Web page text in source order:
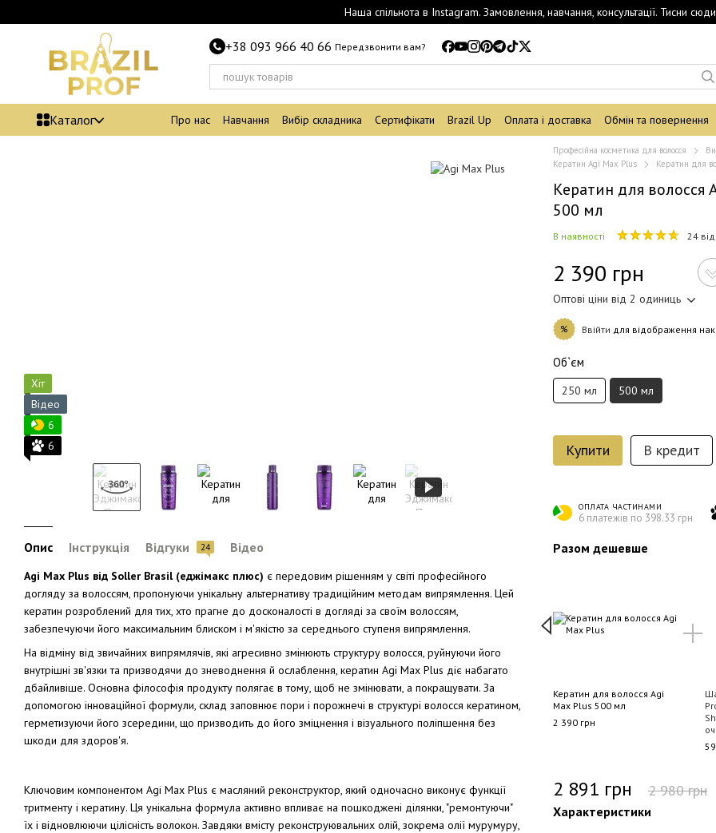
Наша спільнота в Instagram. Замовлення, навчання, консультації. Тисни
+38 093 966 40 66 Передзвонити вам?
Каталог Про нас Навчання Вибір складника Сертифікати Brazil Up Оплата і доставка Обмін та повернення
Хіт
Відео
6
6
Опис Інструкція Відгуки 24 Відео
Agi Max Plus від Soller Brasil (еджімакс плюс) є передовим рішенням у світі професійного
догляду за волоссям, пропонуючи унікальну альтернативу традиційним методам випрямлення. Цей
кератин розроблений для тих, хто прагне до досконалості в догляді за своїм волоссям,
забезпечуючи його максимальним блиском і м'якістю за середнього ступеня випрямлення.
На відміну від звичайних випрямлячів, які агресивно змінюють структуру волосся, руйнуючи його
внутрішні зв'язки та призводячи до зневоднення й ослаблення, кератин Agi Max Plus діє набагато
дбайливіше. Основна філософія продукту полягає в тому, щоб не змінювати, а покращувати. За
допомогою інноваційної формули, склад заповнює пори і порожнечі в структурі волосся кератином,
герметизуючи його зсередини, що призводить до його зміцнення і візуального поліпшення без
шкоди для здоров'я.
Ключовим компонентом Agi Max Plus є масляний реконструктор, який одночасно виконує функції
тритменту і кератину. Ця унікальна формула активно впливає на пошкоджені ділянки, "ремонтуючи"
їх і відновлюючи цілісність волокон. Завдяки вмісту реконструювальних олій, зокрема олії мурумуру,
Професійна косметика для волосся
Кератин Agi Max Plus
Кератин для
Кератин для волосся
500 мл
В наявності 24
2 390 грн
Оптові ціни від 2 одиниць
% Ввійти для відображення
Об`єм
250 мл 500 мл
Купити В кредит
ОПЛАТА ЧАСТИНАМИ
6 платежів по 398.33 грн
Разом дешевше
Кератин для волосся Agi
Max Plus 500 мл
2 390 грн
Шампунь Boomhair
Professional Deep Control
Shampoo для глибокого
очищення 500 мл
2 891 грн 2 980 грн Купити
Разом дешевше
Кератин для волосся Agi
Max Plus 500 мл
2 390 грн
2 891 грн 2 980 грн
Характеристики